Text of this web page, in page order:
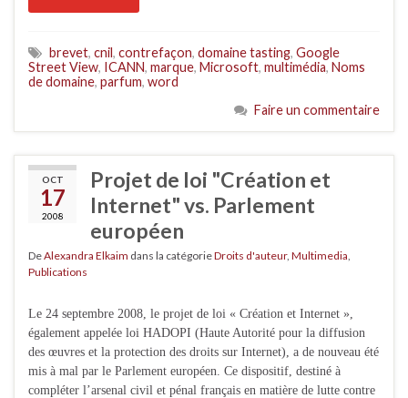
brevet, cnil, contrefaçon, domaine tasting, Google
Street View, ICANN, marque, Microsoft, multimédia, Noms
de domaine, parfum, word
Faire un commentaire
OCT
17
2008
Projet de loi "Création et
Internet" vs. Parlement
européen
DeAlexandra Elkaim dans la catégorieDroits d'auteur, Multimedia
Publications
Le 24 septembre 2008, le projet de loi « Création et Internet »,
également appelée loi HADOPI (Haute Autorité pour la diffusion
des œuvres et la protection des droits sur Internet), a de nouveau été
mis à mal par le Parlement européen. Ce dispositif, destiné à
compléter l’arsenal civil et pénal français en matière de lutte contre